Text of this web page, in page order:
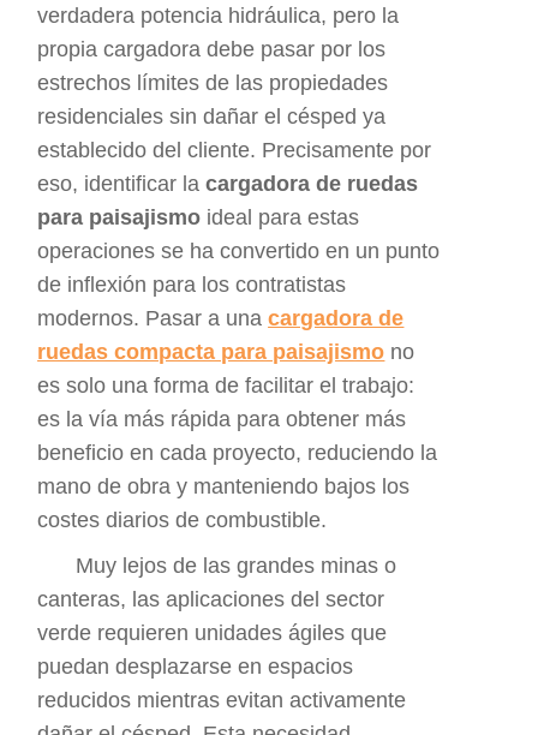
verdadera potencia hidráulica, pero la
propia cargadora debe pasar por los
estrechos límites de las propiedades
residenciales sin dañar el césped ya
establecido del cliente. Precisamente por
eso, identificar lacargadora de ruedas
para paisajismo ideal para estas
operaciones se ha convertido en un punto
de inflexión para los contratistas
modernos. Pasar a unacargadora de
ruedas compacta para paisajismo no
es solo una forma de facilitar el trabajo:
es la vía más rápida para obtener más
beneficio en cada proyecto, reduciendo la
mano de obra y manteniendo bajos los
costes diarios de combustible.
Muy lejos de las grandes minas o
canteras, las aplicaciones del sector
verde requieren unidades ágiles que
puedan desplazarse en espacios
reducidos mientras evitan activamente